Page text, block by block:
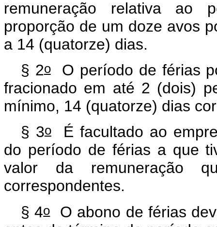
remuneração relativa ao
proporção de um doze avos
a 14 (quatorze) dias.
§ 2oO período de férias
fracionado em até 2 (dois)
mínimo, 14 (quatorze) dias
§ 3oÉ facultado ao
do período de férias a que
valor da remuneração
correspondentes.
§ 4oO abono de férias